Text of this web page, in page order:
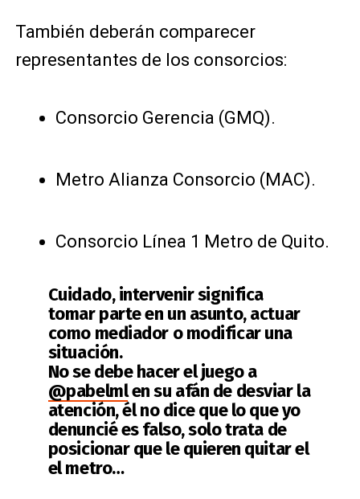
También deberán comparecer
representantes de los consorcios:
Consorcio Gerencia (GMQ).
Metro Alianza Consorcio (MAC).
Consorcio Línea 1 Metro de Quito.
Cuidado, intervenir significa
tomar parte en un asunto, actuar
como mediador o modificar una
situación.
No se debe hacer el juego a
@pabelmlen su afán de desviar la
atención, él no dice que lo que yo
denuncié es falso, solo trata de
posicionar que le quieren quitar el
el metro…